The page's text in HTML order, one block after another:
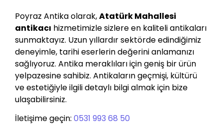
Poyraz Antika olarak,Atatürk Mahallesi
antikacı hizmetimizle sizlere en kaliteli antikaları
sunmaktayız. Uzun yıllardır sektörde edindiğimiz
deneyimle, tarihi eserlerin değerini anlamanızı
sağlıyoruz. Antika meraklıları için geniş bir ürün
yelpazesine sahibiz. Antikaların geçmişi, kültürü
ve estetiğiyle ilgili detaylı bilgi almak için bize
ulaşabilirsiniz.
İletişime geçin: 0531 993 68 50